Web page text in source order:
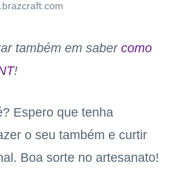
também em saber como
!
Espero que tenha
o seu também e curtir
Boa sorte no artesanato!